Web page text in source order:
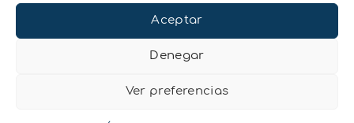
Aceptar
Denegar
Ver preferencias
Correlación con sonda SOLYX-14